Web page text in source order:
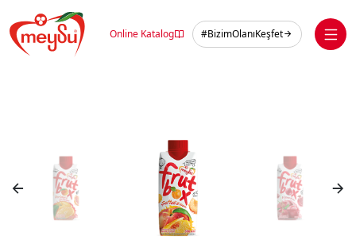
to
content
Online Katalog #BizimOlanıKeşfet